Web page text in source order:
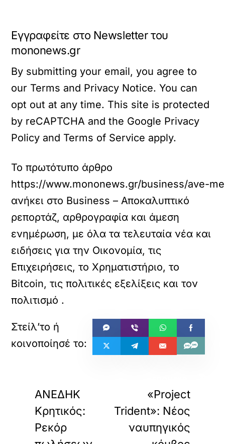
Εγγραφείτε στο Newsletter του
mononews.gr
By submitting your email, you agree to
our Terms and Privacy Notice. You can
opt out at any time. This site is protected
by reCAPTCHA and the Google Privacy
Policy and Terms of Service apply.
Το πρωτότυπο άρθρο
https://www.mononews.gr/business/ave-
ανήκει στο Business – Αποκαλυπτικό
ρεπορτάζ, αρθρογραφία και άμεση
ενημέρωση, με όλα τα τελευταία νέα και
ειδήσεις για την Οικονομία, τις
Επιχειρήσεις, το Χρηματιστήριο, το
Bitcoin, τις πολιτικές εξελίξεις και τον
πολιτισμό .
ΑΝΕΔΗΚ
Κρητικός:
Ρεκόρ
«Project
Trident»: Νέος
ναυπηγικός